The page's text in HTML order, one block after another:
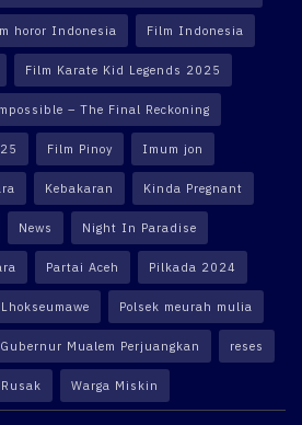
horor Indonesia Film Indonesia
Film Karate Kid Legends 2025
– The Final Reckoning
Film Pinoy Imum jon
Kebakaran Kinda Pregnant
News Night In Paradise
Partai Aceh Pilkada 2024
Polsek meurah mulia
Mualem Perjuangkan reses
Warga Miskin